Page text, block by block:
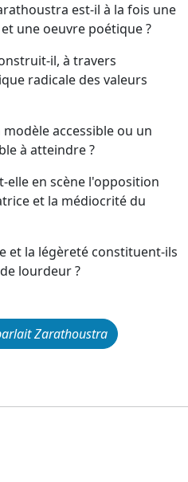
est-il à la fois une
une oeuvre poétique ?
il, à travers
radicale des valeurs
accessible ou un
à atteindre ?
elle en scène l'opposition
et la médiocrité du
et la légèreté constituent-ils
lourdeur ?
Zarathoustra